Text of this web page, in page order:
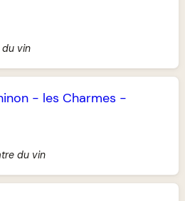
du vin
- les Charmes -
du vin